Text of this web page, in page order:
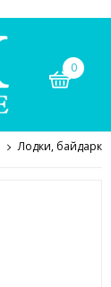
0
Лодки,